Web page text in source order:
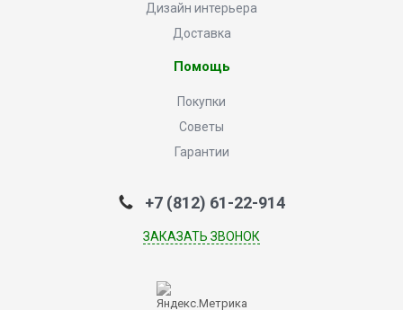
Дизайн интерьера
Доставка
Помощь
Покупки
Советы
Гарантии
+7 (812) 61-22-914
ЗАКАЗАТЬ ЗВОНОК